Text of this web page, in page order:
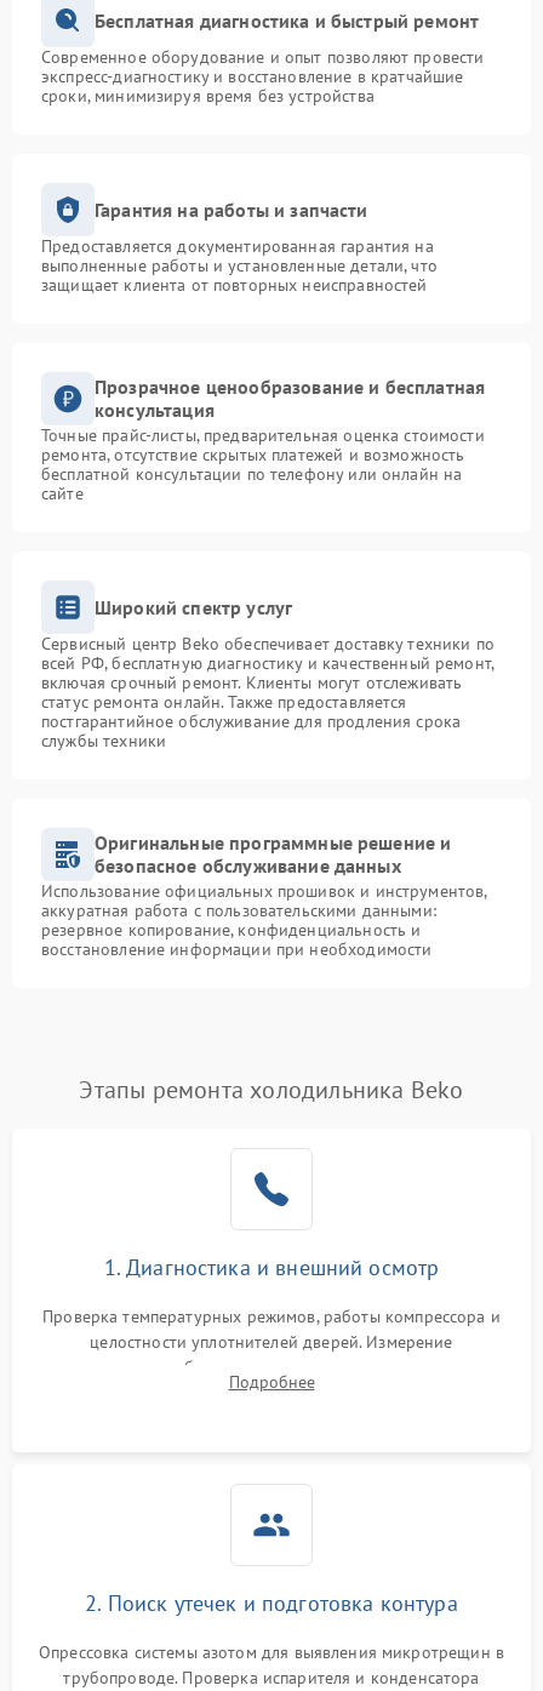
Бесплатная диагностика и быстрый ремонт
Современное оборудование и опыт позволяют провести
экспресс-диагностику и восстановление в кратчайшие
сроки, минимизируя время без устройства
Гарантия на работы и запчасти
Предоставляется документированная гарантия на
выполненные работы и установленные детали, что
защищает клиента от повторных неисправностей
Прозрачное ценообразование и бесплатная
консультация
Точные прайс-листы, предварительная оценка стоимости
ремонта, отсутствие скрытых платежей и возможность
бесплатной консультации по телефону или онлайн на
сайте
Широкий спектр услуг
Сервисный центр Beko обеспечивает доставку техники по
всей РФ, бесплатную диагностику и качественный ремонт,
включая срочный ремонт. Клиенты могут отслеживать
статус ремонта онлайн. Также предоставляется
постгарантийное обслуживание для продления срока
службы техники
Оригинальные программные решение и
безопасное обслуживание данных
Использование официальных прошивок и инструментов,
аккуратная работа с пользовательскими данными:
резервное копирование, конфиденциальность и
восстановление информации при необходимости
Этапы ремонта холодильника Beko
1. Диагностика и внешний осмотр
Проверка температурных режимов, работы компрессора и
целостности уплотнителей дверей. Измерение
сопротивления обмоток мотора, проверка термостата и
считывание кодов ошибок с электронного дисплея.
Подробнее
2. Поиск утечек и подготовка контура
Опрессовка системы азотом для выявления микротрещин в
трубопроводе. Проверка испарителя и конденсатора